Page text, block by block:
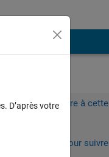
pour répondre à cette
Connectez-vous pour suivre
D’après votre